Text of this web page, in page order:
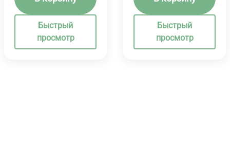
Быстрый
просмотр
Быстрый
просмотр